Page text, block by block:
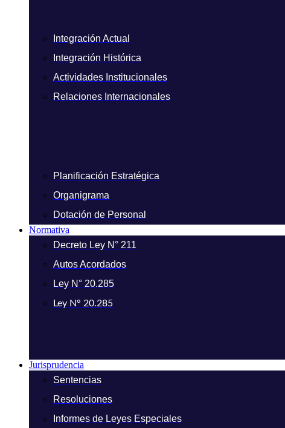
Integración Actual
Integración Histórica
Actividades Institucionales
Relaciones Internacionales
Planificación Estratégica
Organigrama
Dotación de Personal
Normativa
Decreto Ley N° 211
Autos Acordados
Ley N° 20.285
Ley N° 20.285
Jurisprudencia
Sentencias
Resoluciones
Informes de Leyes Especiales